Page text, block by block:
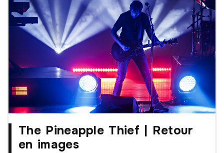
The Pineapple Thief | Retour
en images